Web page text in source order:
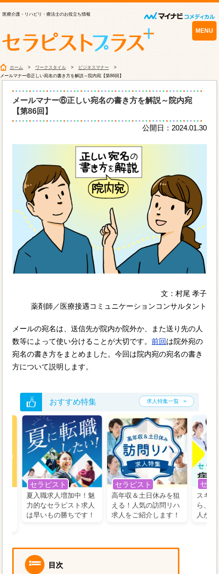
医療介護・リハビリ・療法士のお役立ち情報
MENU
ホーム ワークスタイル
ビジネスマナー
メールマナー⑥正しい宛名の書き方を解説～院内宛【第86回】
メールマナー⑥正しい宛名の書き方を解説～院内宛
【第86回】
公開日：2024.01.30
文：村尾 孝子
薬剤師／医療接遇コミュニケーションコンサルタント
メールの宛名は、送信先が院内か院外か、また送り先の人
数等によって使い分けることが大切です。前回は院外宛の
宛名の書き方をまとめました。今回は院内宛の宛名の書き
方について説明します。
おすすめ特集 求人特集一覧
セラピスト
夏入職求人増加中！魅
力的なセラピスト求人
は早いもの勝ちです！
セラピスト
高年収＆土日休みを狙
える！人気の訪問リハ
求人をご紹介します！
セラ
スキル
ら、
人が
目次